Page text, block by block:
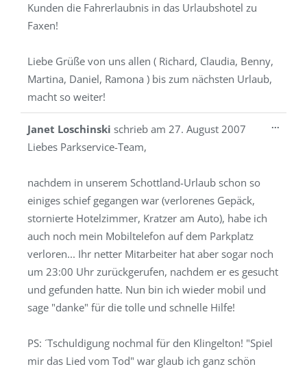
Kunden die Fahrerlaubnis in das Urlaubshotel zu
Faxen!
Liebe Grüße von uns allen ( Richard, Claudia, Benny,
Martina, Daniel, Ramona ) bis zum nächsten Urlaub,
macht so weiter!
Janet Loschinski schrieb am 27. August 2007
Liebes Parkservice-Team,
nachdem in unserem Schottland-Urlaub schon so
einiges schief gegangen war (verlorenes Gepäck,
stornierte Hotelzimmer, Kratzer am Auto), habe ich
auch noch mein Mobiltelefon auf dem Parkplatz
verloren... Ihr netter Mitarbeiter hat aber sogar noch
um 23:00 Uhr zurückgerufen, nachdem er es gesucht
und gefunden hatte. Nun bin ich wieder mobil und
sage "danke" für die tolle und schnelle Hilfe!
PS: ´Tschuldigung nochmal für den Klingelton! "Spiel
mir das Lied vom Tod" war glaub ich ganz schön
...